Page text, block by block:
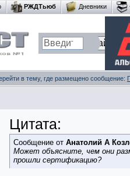
РЖДТьюб Дневники
в тему, где размещено сообщение:
Цитата:
Сообщение от Анатолий А
Может объясните, чем они
прошли сертификацию?